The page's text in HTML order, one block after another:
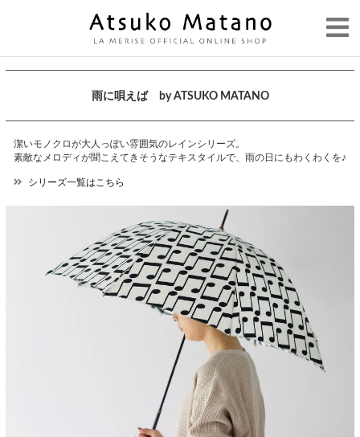
雨に唄えば by ATSUKO MATANO
潔いモノクロが大人っぽい雰囲気のレインシリーズ。
素敵なメロディが聞こえてきそうなテキスタイルで、雨の日にもわくわくを♪
シリーズ一覧はこちら